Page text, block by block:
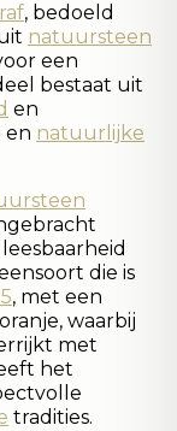
, bedoeld
natuursteen
een
bestaat uit
en
en natuurlijke
die is
, met een
waarbij
met
het
tradities.